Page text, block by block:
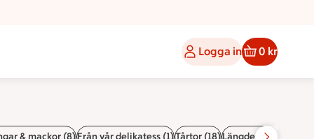
Logga in 0 kr
& mackor (8)Från vår delikatess (1)Tårtor (18)Längder (2)